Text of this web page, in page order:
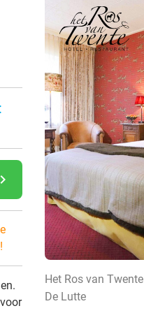
Het Ros van Twente
De Lutte